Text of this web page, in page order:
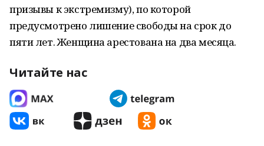
призывы к экстремизму), покоторой
предусмотрено лишение свободы на срок до
пяти лет. Женщина арестована на двамесяца.
Читайте нас